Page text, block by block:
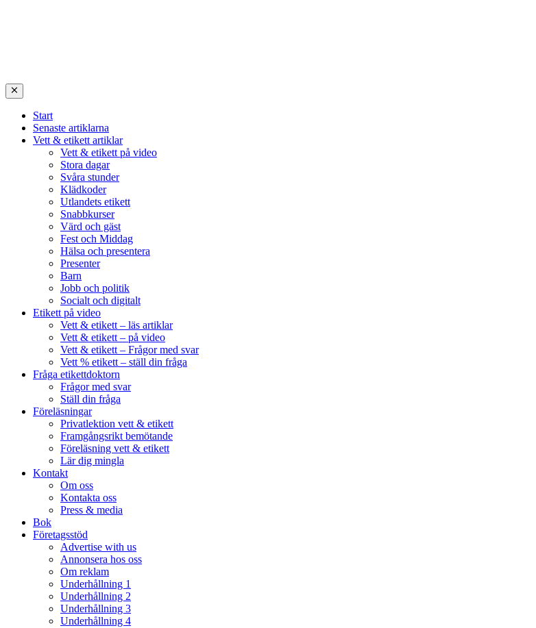
Start
Senaste artiklarna
Vett & etikett artiklar
Vett & etikett på video
Stora dagar
Svåra stunder
Klädkoder
Utlandets etikett
Snabbkurser
Värd och gäst
Fest och Middag
Hälsa och presentera
Presenter
Barn
Jobb och politik
Socialt och digitalt
Etikett på video
Vett & etikett – läs artiklar
Vett & etikett – på video
Vett & etikett – Frågor med svar
Vett % etikett – ställ din fråga
Fråga etikettdoktorn
Frågor med svar
Ställ din fråga
Föreläsningar
Privatlektion vett & etikett
Framgångsrikt bemötande
Föreläsning vett & etikett
Lär dig mingla
Kontakt
Om oss
Kontakta oss
Press & media
Bok
Företagsstöd
Advertise with us
Annonsera hos oss
Om reklam
Underhållning 1
Underhållning 2
Underhållning 3
Underhållning 4